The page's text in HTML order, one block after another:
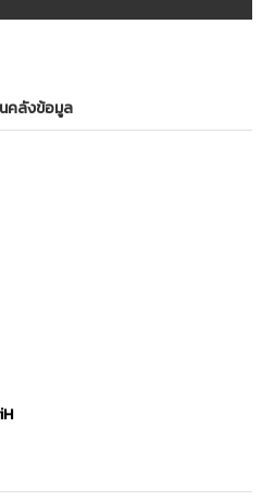
นคลังข้อมูล